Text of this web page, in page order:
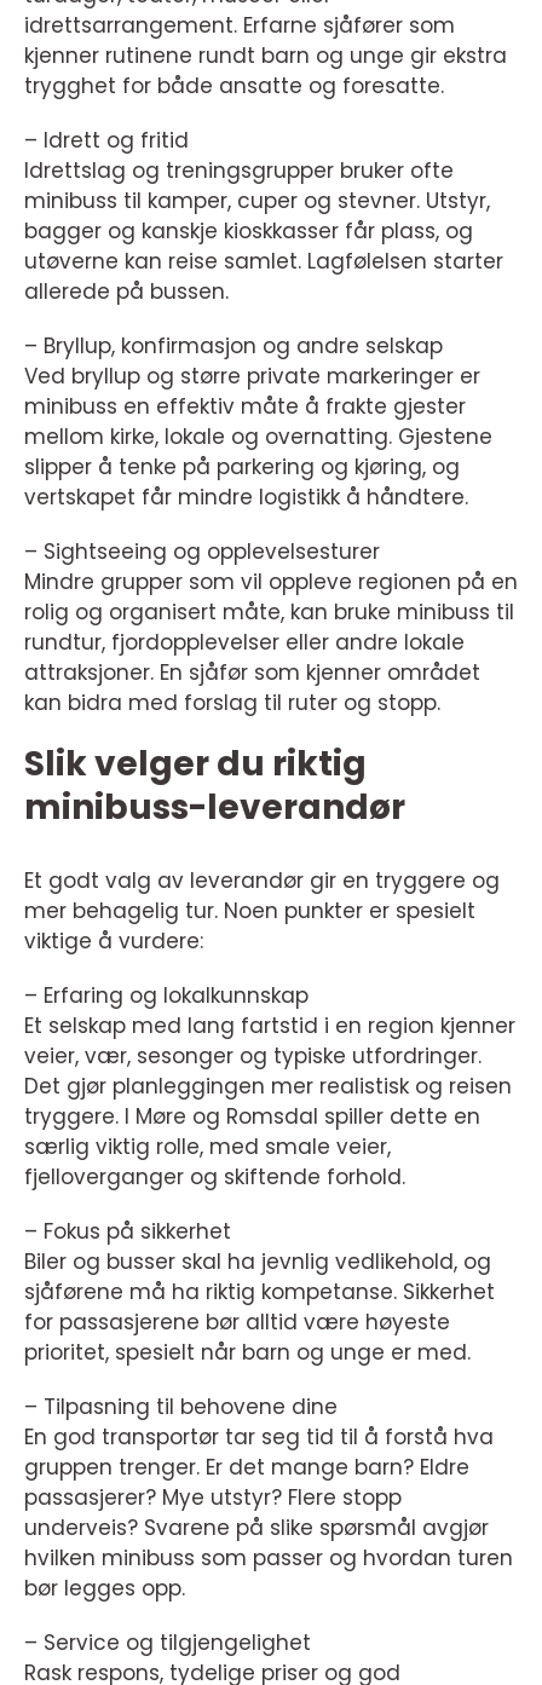
idrettsarrangement. Erfarne sjåfører som
kjenner rutinene rundt barn og unge gir ekstra
trygghet for både ansatte og foresatte.
– Idrett og fritid
Idrettslag og treningsgrupper bruker ofte
minibuss til kamper, cuper og stevner. Utstyr,
bagger og kanskje kioskkasser får plass, og
utøverne kan reise samlet. Lagfølelsen starter
allerede på bussen.
– Bryllup, konfirmasjon og andre selskap
Ved bryllup og større private markeringer er
minibuss en effektiv måte å frakte gjester
mellom kirke, lokale og overnatting. Gjestene
slipper å tenke på parkering og kjøring, og
vertskapet får mindre logistikk å håndtere.
– Sightseeing og opplevelsesturer
Mindre grupper som vil oppleve regionen på en
rolig og organisert måte, kan bruke minibuss til
rundtur, fjordopplevelser eller andre lokale
attraksjoner. En sjåfør som kjenner området
kan bidra med forslag til ruter og stopp.
Slik velger du riktig
minibuss-leverandør
Et godt valg av leverandør gir en tryggere og
mer behagelig tur. Noen punkter er spesielt
viktige å vurdere:
– Erfaring og lokalkunnskap
Et selskap med lang fartstid i en region kjenner
veier, vær, sesonger og typiske utfordringer.
Det gjør planleggingen mer realistisk og reisen
tryggere. I Møre og Romsdal spiller dette en
særlig viktig rolle, med smale veier,
fjelloverganger og skiftende forhold.
– Fokus på sikkerhet
Biler og busser skal ha jevnlig vedlikehold, og
sjåførene må ha riktig kompetanse. Sikkerhet
for passasjerene bør alltid være høyeste
prioritet, spesielt når barn og unge er med.
– Tilpasning til behovene dine
En god transportør tar seg tid til å forstå hva
gruppen trenger. Er det mange barn? Eldre
passasjerer? Mye utstyr? Flere stopp
underveis? Svarene på slike spørsmål avgjør
hvilken minibuss som passer og hvordan turen
bør legges opp.
– Service og tilgjengelighet
Rask respons, tydelige priser og god